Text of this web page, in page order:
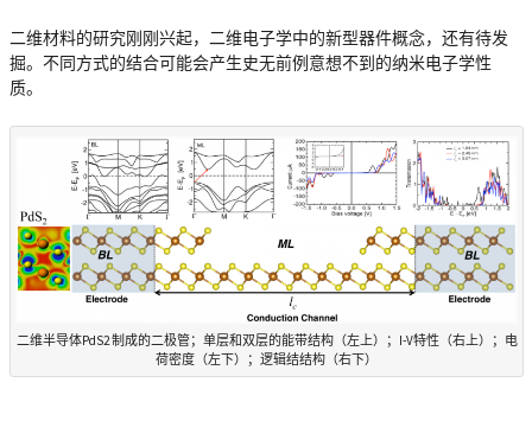
二维材料的研究刚刚兴起，二维电子学中的新型器件概念，还有待发
掘。不同方式的结合可能会产生史无前例意想不到的纳米电子学性
质。
二维半导体PdS2 制成的二极管；单层和双层的能带结构（左上）；I-V特性（右上）；电
荷密度（左下）；逻辑结结构（右下）